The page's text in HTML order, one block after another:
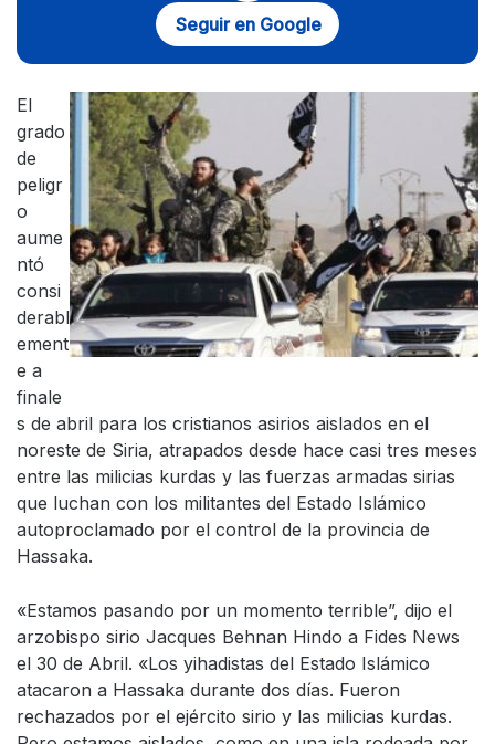
Seguir en Google
El
grado
de
peligr
o
aume
ntó
consi
derabl
ement
e a
finale
s de abril para los cristianos asirios aislados en el
noreste de Siria, atrapados desde hace casi tres meses
entre las milicias kurdas y las fuerzas armadas sirias
que luchan con los militantes del Estado Islámico
autoproclamado por el control de la provincia de
Hassaka.
«Estamos pasando por un momento terrible”, dijo el
arzobispo sirio Jacques Behnan Hindo a Fides News
el 30 de Abril. «Los yihadistas del Estado Islámico
atacaron a Hassaka durante dos días. Fueron
rechazados por el ejército sirio y las milicias kurdas.